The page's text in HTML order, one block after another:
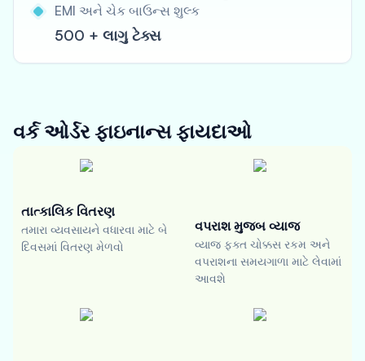
EMI અને ચેક બાઉન્સ શુલ્ક
500 + લાગુ ટેક્સ
વર્ક ઓર્ડર ફાઇનાન્સફાયદાઓ
તાત્કાલિક વિતરણ
તમારા વ્યવસાયને વધારવા માટે બે
દિવસમાં વિતરણ મેળવો
વપરાશ મુજબ વ્યાજ
વ્યાજ ફક્ત ચોક્કસ રકમ અને
વપરાશના સમયગાળા માટે લેવામાં
આવશે